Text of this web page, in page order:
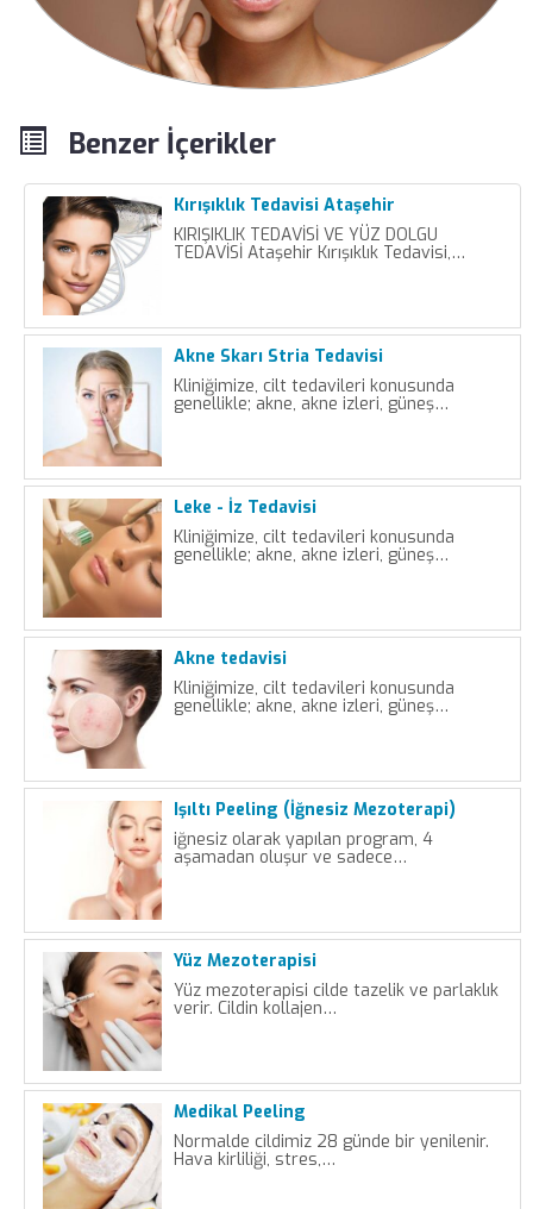
Benzer İçerikler
Kırışıklık Tedavisi Ataşehir
KIRIŞIKLIK TEDAVİSİ VE YÜZ DOLGU
TEDAVİSİ Ataşehir Kırışıklık Tedavisi,…
Akne Skarı Stria Tedavisi
Kliniğimize, cilt tedavileri konusunda
genellikle; akne, akne izleri, güneş…
Leke - İz Tedavisi
Kliniğimize, cilt tedavileri konusunda
genellikle; akne, akne izleri, güneş…
Akne tedavisi
Kliniğimize, cilt tedavileri konusunda
genellikle; akne, akne izleri, güneş…
Işıltı Peeling (İğnesiz Mezoterapi)
iğnesiz olarak yapılan program, 4
aşamadan oluşur ve sadece…
Yüz Mezoterapisi
Yüz mezoterapisi cilde tazelik ve parlaklık
verir. Cildin kollajen…
Medikal Peeling
Normalde cildimiz 28 günde bir yenilenir.
Hava kirliliği, stres,…